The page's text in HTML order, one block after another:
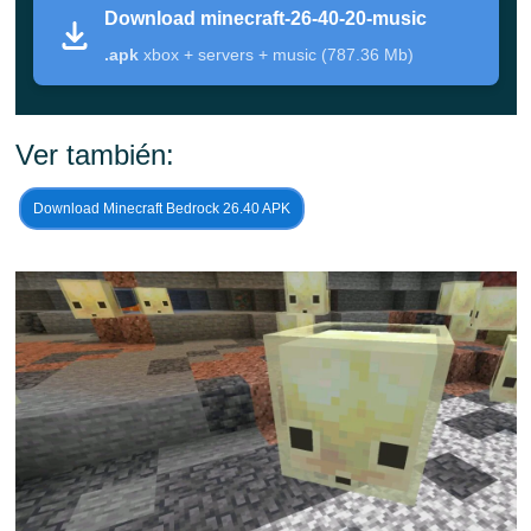
conservan el fuego, daño por caída, asfixia, status
effects, ni su antiguo objetivo.
glint y las texturas borrosas de packs se renderizan
correctamente de nuevo.
no se empujan entre sí, no se congelan al sostener
un block, y un rango de absorción más corto de 8
blocks.
Reparaciones de sonido para Shulker, Pillager y
Panda, más música que se detiene cerca de un
Jukebox que está sonando.
Download minecraft-26-40-20-music
.apkxbox + servers + music (787.36 Mb)
Ver también:
Download Minecraft Bedrock 26.40 APK